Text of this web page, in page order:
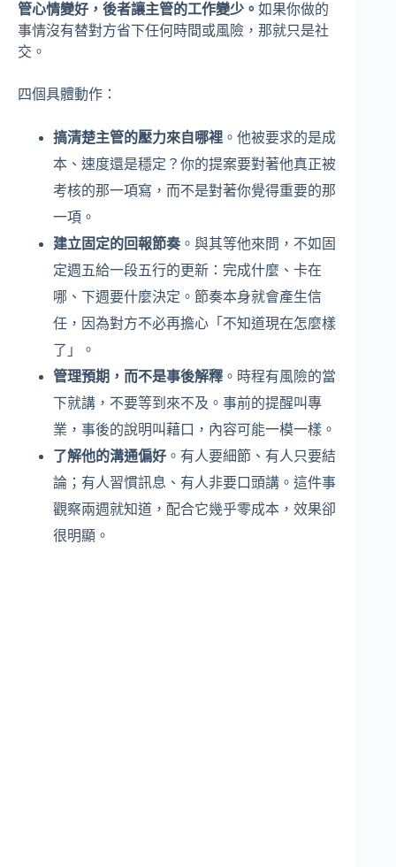
管心情變好，後者讓主管的工作變少。 如果你做的
事情沒有替對方省下任何時間或風險，那就只是社
交。
四個具體動作：
搞清楚主管的壓力來自哪裡 。他被要求的是成
本、速度還是穩定？你的提案要對著他真正被
考核的那一項寫，而不是對著你覺得重要的那
一項。
建立固定的回報節奏 。與其等他來問，不如固
定週五給一段五行的更新：完成什麼、卡在
哪、下週要什麼決定。節奏本身就會產生信
任，因為對方不必再擔心「不知道現在怎麼樣
了」。
管理預期，而不是事後解釋 。時程有風險的當
下就講，不要等到來不及。事前的提醒叫專
業，事後的說明叫藉口，內容可能一模一樣。
了解他的溝通偏好 。有人要細節、有人只要結
論；有人習慣訊息、有人非要口頭講。這件事
觀察兩週就知道，配合它幾乎零成本，效果卻
很明顯。